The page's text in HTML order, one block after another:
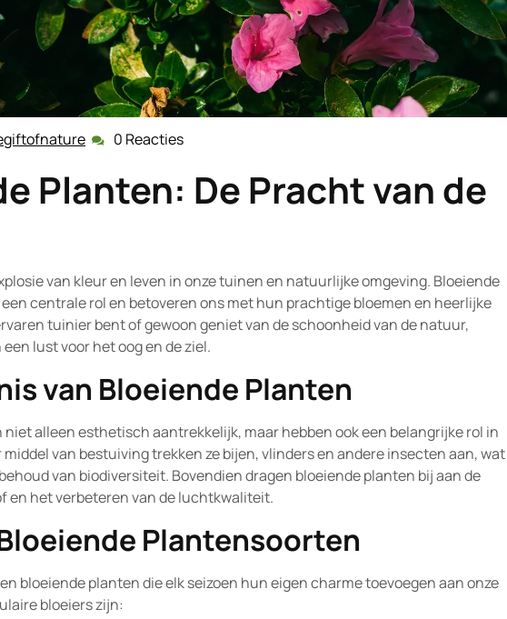
thegiftofnature
0 Reacties
Planten: De Pracht van de
van kleur en leven in onze tuinen en natuurlijke omgeving. Bloeiende
centrale rol en betoveren ons met hun prachtige bloemen en heerlijke
tuinier bent of gewoon geniet van de schoonheid van de natuur,
lust voor het oog en de ziel.
van Bloeiende Planten
alleen esthetisch aantrekkelijk, maar hebben ook een belangrijke rol in
van bestuiving trekken ze bijen, vlinders en andere insecten aan, wat
van biodiversiteit. Bovendien dragen bloeiende planten bij aan de
en het verbeteren van de luchtkwaliteit.
Plantensoorten
bloeiende planten die elk seizoen hun eigen charme toevoegen aan onze
bloeiers zijn: